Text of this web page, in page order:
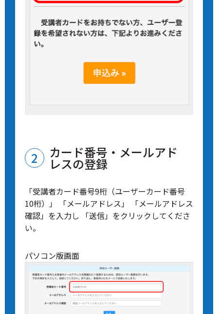
カード番号・メールアド
レスの登録
「受講者カード番号9桁（ユーザーカード番号
10桁）」 「メールアドレス」 「メールアドレス
確認」を入力し 「送信」をクリックしてくださ
い。
パソコン版画面